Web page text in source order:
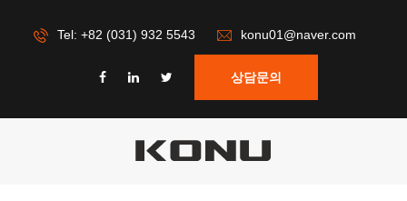
Tel: +82 (031) 932 5543 konu01@naver.com
상담문의